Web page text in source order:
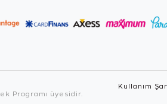
Programı üyesidir.
Kullanım